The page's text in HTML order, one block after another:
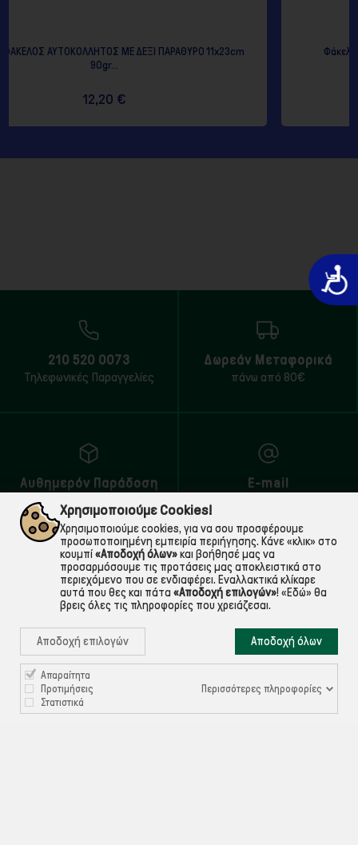
11x23cm Φάκελος Λευκός Επισκεπτηρίου 75x116
210 520 0073
Τηλεφωνικές Παραγγελίες
Δωρεάν Μεταφορικά
πάνω από 80€
Αυθημερόν Παράδοση E-mail
ΠΛΗΡΟΦΟΡΙΕΣ
ΧΡΉΣΙΜΑ 
Χρησιμοποιούμε Cookies!
Χρησιμοποιούμε cookies, για να σου προσφέρουμε
προσωποποιημένη εμπειρία περιήγησης. Κάνε «κλικ» στο
κουμπί«Αποδοχή όλων»και βοήθησέ μας να
προσαρμόσουμε τις προτάσεις μας αποκλειστικά στο
περιεχόμενο που σε ενδιαφέρει. Εναλλακτικά κλίκαρε
αυτά που θες και πάτα «Αποδοχή επιλογών»! «Εδώ» θα
βρεις όλες τις πληροφορίες που χρειάζεσαι.
Αποδοχή επιλογών Αποδοχή όλων
Απαραίτητα
Προτιμήσεις
Στατιστικά
Περισσότερες πληροφορίες